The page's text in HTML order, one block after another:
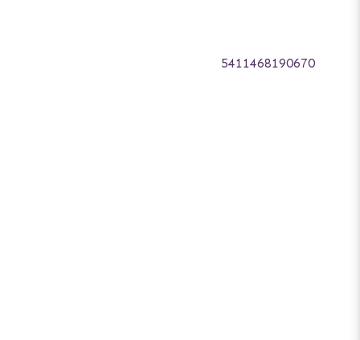
5411468190670